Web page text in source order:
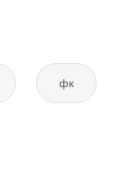
фк